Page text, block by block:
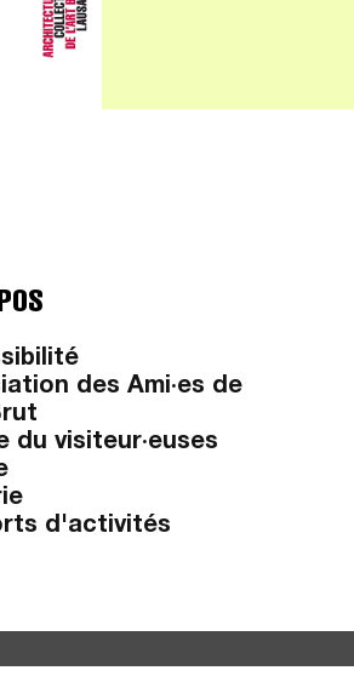
des Ami·es de
du visiteur·euses
d'activités